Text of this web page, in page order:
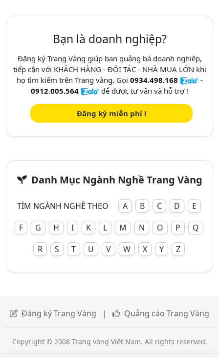
Bạn là doanh nghiệp?
Đăng ký Trang Vàng giúp bạn quảng bá doanh nghiệp,
tiếp cận với KHÁCH HÀNG - ĐỐI TÁC - NHÀ MUA LỚN khi
họ tìm kiếm trên Trang vàng. Gọi 0934.498.168
-
0912.005.564
để được tư vấn và hỗ trợ !
Đăng ký miễn phí !
Danh Mục Ngành Nghề Trang Vàng
TÌM NGÀNH NGHỀ THEO A B C D
E
F
G H I K L M N O P
Q
R
S T U V W X Y Z
Đăng ký Trang Vàng | Quảng cáo Trang Vàng
Copyright © 2008 Trang vàng Việt Nam. All rights reserved.